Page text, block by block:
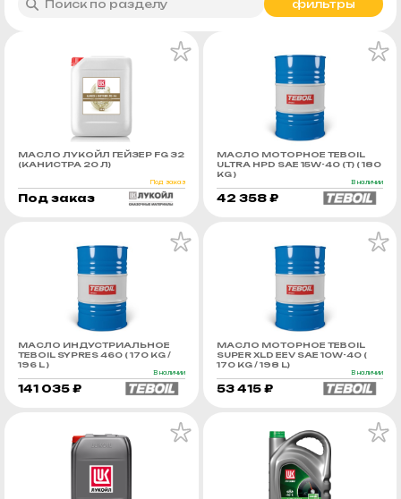
фильтры
МАСЛО ЛУКОЙЛ ГЕЙЗЕР FG 32
(КАНИСТРА 20 Л)
Под заказ
Под заказ
МАСЛО МОТОРНОЕ TEBOIL
ULTRA HPD SAE 15W-40 (Т) ( 180
KG )
В наличии
42 358 ₽
МАСЛО ИНДУСТРИАЛЬНОЕ
TEBOIL SYPRES 460 ( 170 KG /
196 L )
В наличии
141 035 ₽
МАСЛО МОТОРНОЕ TEBOIL
SUPER XLD EEV SAE 10W-40 (
170 KG / 198 L)
В наличии
53 415 ₽